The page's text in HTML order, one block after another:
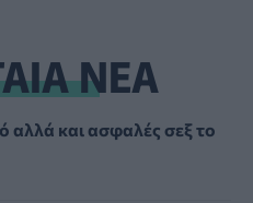
ΝΕΑ
αλλά και ασφαλές σεξ το